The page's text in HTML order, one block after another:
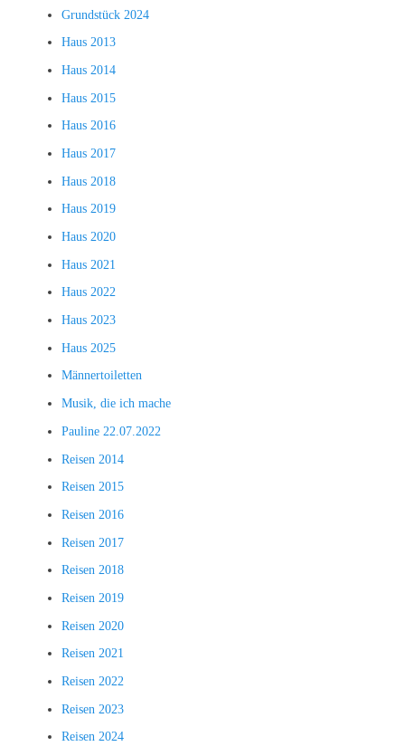
Grundstück 2024
Haus 2013
Haus 2014
Haus 2015
Haus 2016
Haus 2017
Haus 2018
Haus 2019
Haus 2020
Haus 2021
Haus 2022
Haus 2023
Haus 2025
Männertoiletten
Musik, die ich mache
Pauline 22.07.2022
Reisen 2014
Reisen 2015
Reisen 2016
Reisen 2017
Reisen 2018
Reisen 2019
Reisen 2020
Reisen 2021
Reisen 2022
Reisen 2023
Reisen 2024